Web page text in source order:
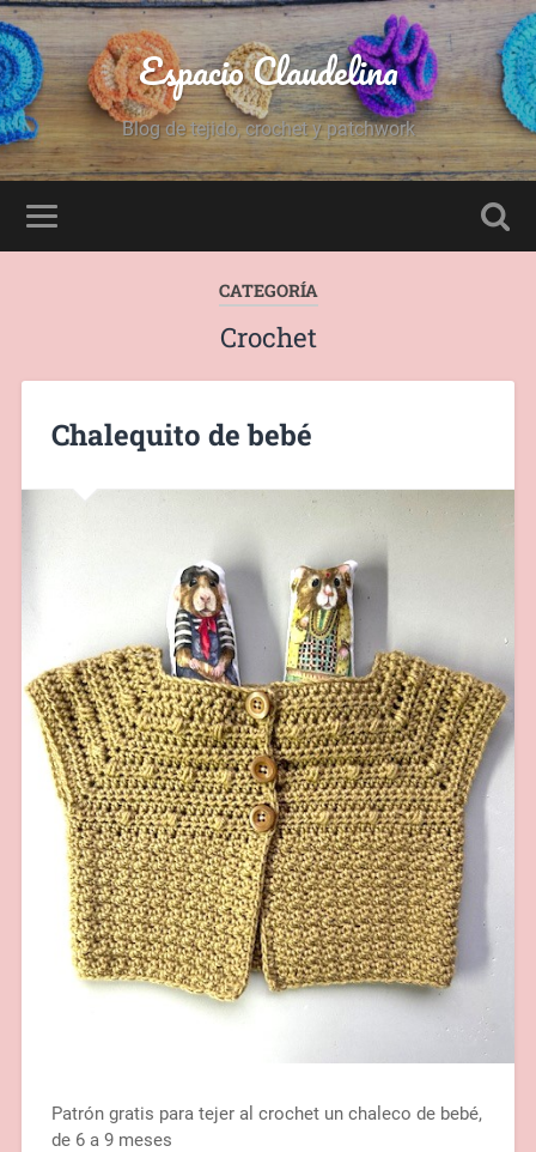
Espacio Claudelina
Blog de tejido, crochet y patchwork
CATEGORÍA
Crochet
Chalequito de bebé
Patrón gratis para tejer al crochet un chaleco de bebé,
de 6 a 9 meses